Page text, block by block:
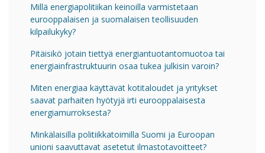
Millä energiapolitiikan keinoilla varmistetaan
eurooppalaisen ja suomalaisen teollisuuden
kilpailukyky?
Pitäisikö jotain tiettyä energiantuotantomuotoa tai
energiainfrastruktuurin osaa tukea julkisin varoin?
Miten energiaa käyttävät kotitaloudet ja yritykset
saavat parhaiten hyötyjä irti eurooppalaisesta
energiamurroksesta?
Minkälaisilla politiikkatoimilla Suomi ja Euroopan
unioni saavuttavat asetetut ilmastotavoitteet?